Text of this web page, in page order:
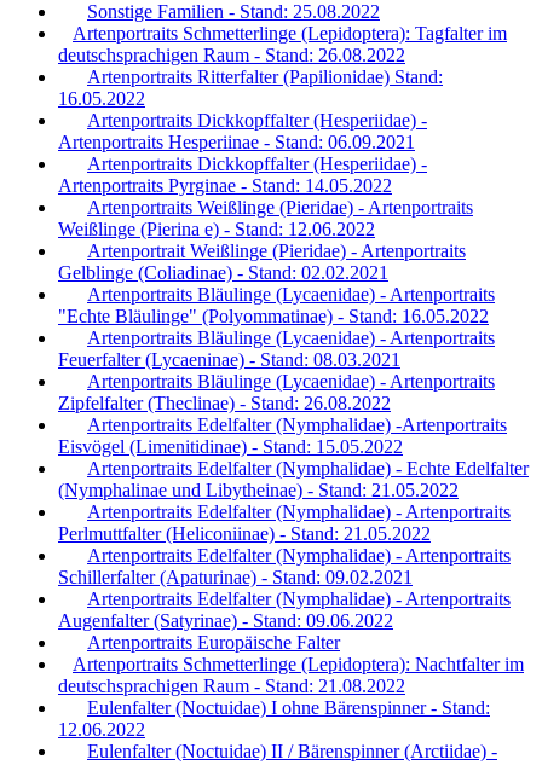
Sonstige Familien - Stand: 25.08.2022
Artenportraits Schmetterlinge (Lepidoptera): Tagfalter im
deutschsprachigen Raum - Stand: 26.08.2022
Artenportraits Ritterfalter (Papilionidae) Stand:
16.05.2022
Artenportraits Dickkopffalter (Hesperiidae) -
Artenportraits Hesperiinae - Stand: 06.09.2021
Artenportraits Dickkopffalter (Hesperiidae) -
Artenportraits Pyrginae - Stand: 14.05.2022
Artenportraits Weißlinge (Pieridae) - Artenportraits
Weißlinge (Pierina e) - Stand: 12.06.2022
Artenportrait Weißlinge (Pieridae) - Artenportraits
Gelblinge (Coliadinae) - Stand: 02.02.2021
Artenportraits Bläulinge (Lycaenidae) - Artenportraits
"Echte Bläulinge" (Polyommatinae) - Stand: 16.05.2022
Artenportraits Bläulinge (Lycaenidae) - Artenportraits
Feuerfalter (Lycaeninae) - Stand: 08.03.2021
Artenportraits Bläulinge (Lycaenidae) - Artenportraits
Zipfelfalter (Theclinae) - Stand: 26.08.2022
Artenportraits Edelfalter (Nymphalidae) -Artenportraits
Eisvögel (Limenitidinae) - Stand: 15.05.2022
Artenportraits Edelfalter (Nymphalidae) - Echte Edelfalter
(Nymphalinae und Libytheinae) - Stand: 21.05.2022
Artenportraits Edelfalter (Nymphalidae) - Artenportraits
Perlmuttfalter (Heliconiinae) - Stand: 21.05.2022
Artenportraits Edelfalter (Nymphalidae) - Artenportraits
Schillerfalter (Apaturinae) - Stand: 09.02.2021
Artenportraits Edelfalter (Nymphalidae) - Artenportraits
Augenfalter (Satyrinae) - Stand: 09.06.2022
Artenportraits Europäische Falter
Artenportraits Schmetterlinge (Lepidoptera): Nachtfalter im
deutschsprachigen Raum - Stand: 21.08.2022
Eulenfalter (Noctuidae) I ohne Bärenspinner - Stand:
12.06.2022
Eulenfalter (Noctuidae) II / Bärenspinner (Arctiidae) -